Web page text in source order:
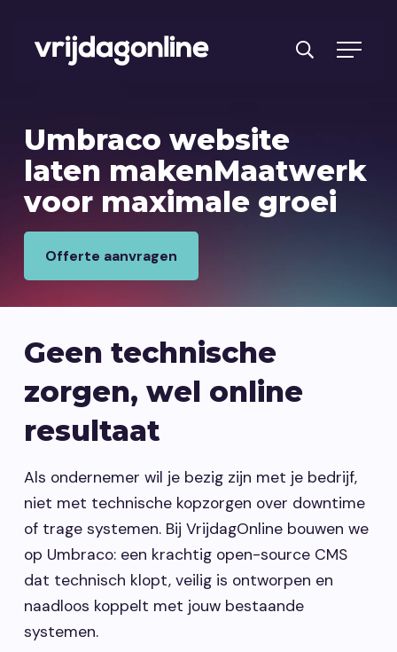
Diensten
PRFT® werkwijze
Over ons
Reviews
Kennisbank
Vacatures
Contact opnemen
Umbraco website
laten makenMaatwerk
voor maximale groei
Offerte aanvragen
Geen technische
zorgen, wel online
resultaat
Als ondernemer wil je bezig zijn met je bedrijf,
niet met technische kopzorgen over downtime
of trage systemen. Bij VrijdagOnline bouwen we
op Umbraco: een krachtig open-source CMS
dat technisch klopt, veilig is ontworpen en
naadloos koppelt met jouw bestaande
systemen.